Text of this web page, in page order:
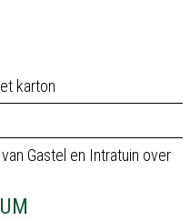
karton
Gastel en Intratuin over